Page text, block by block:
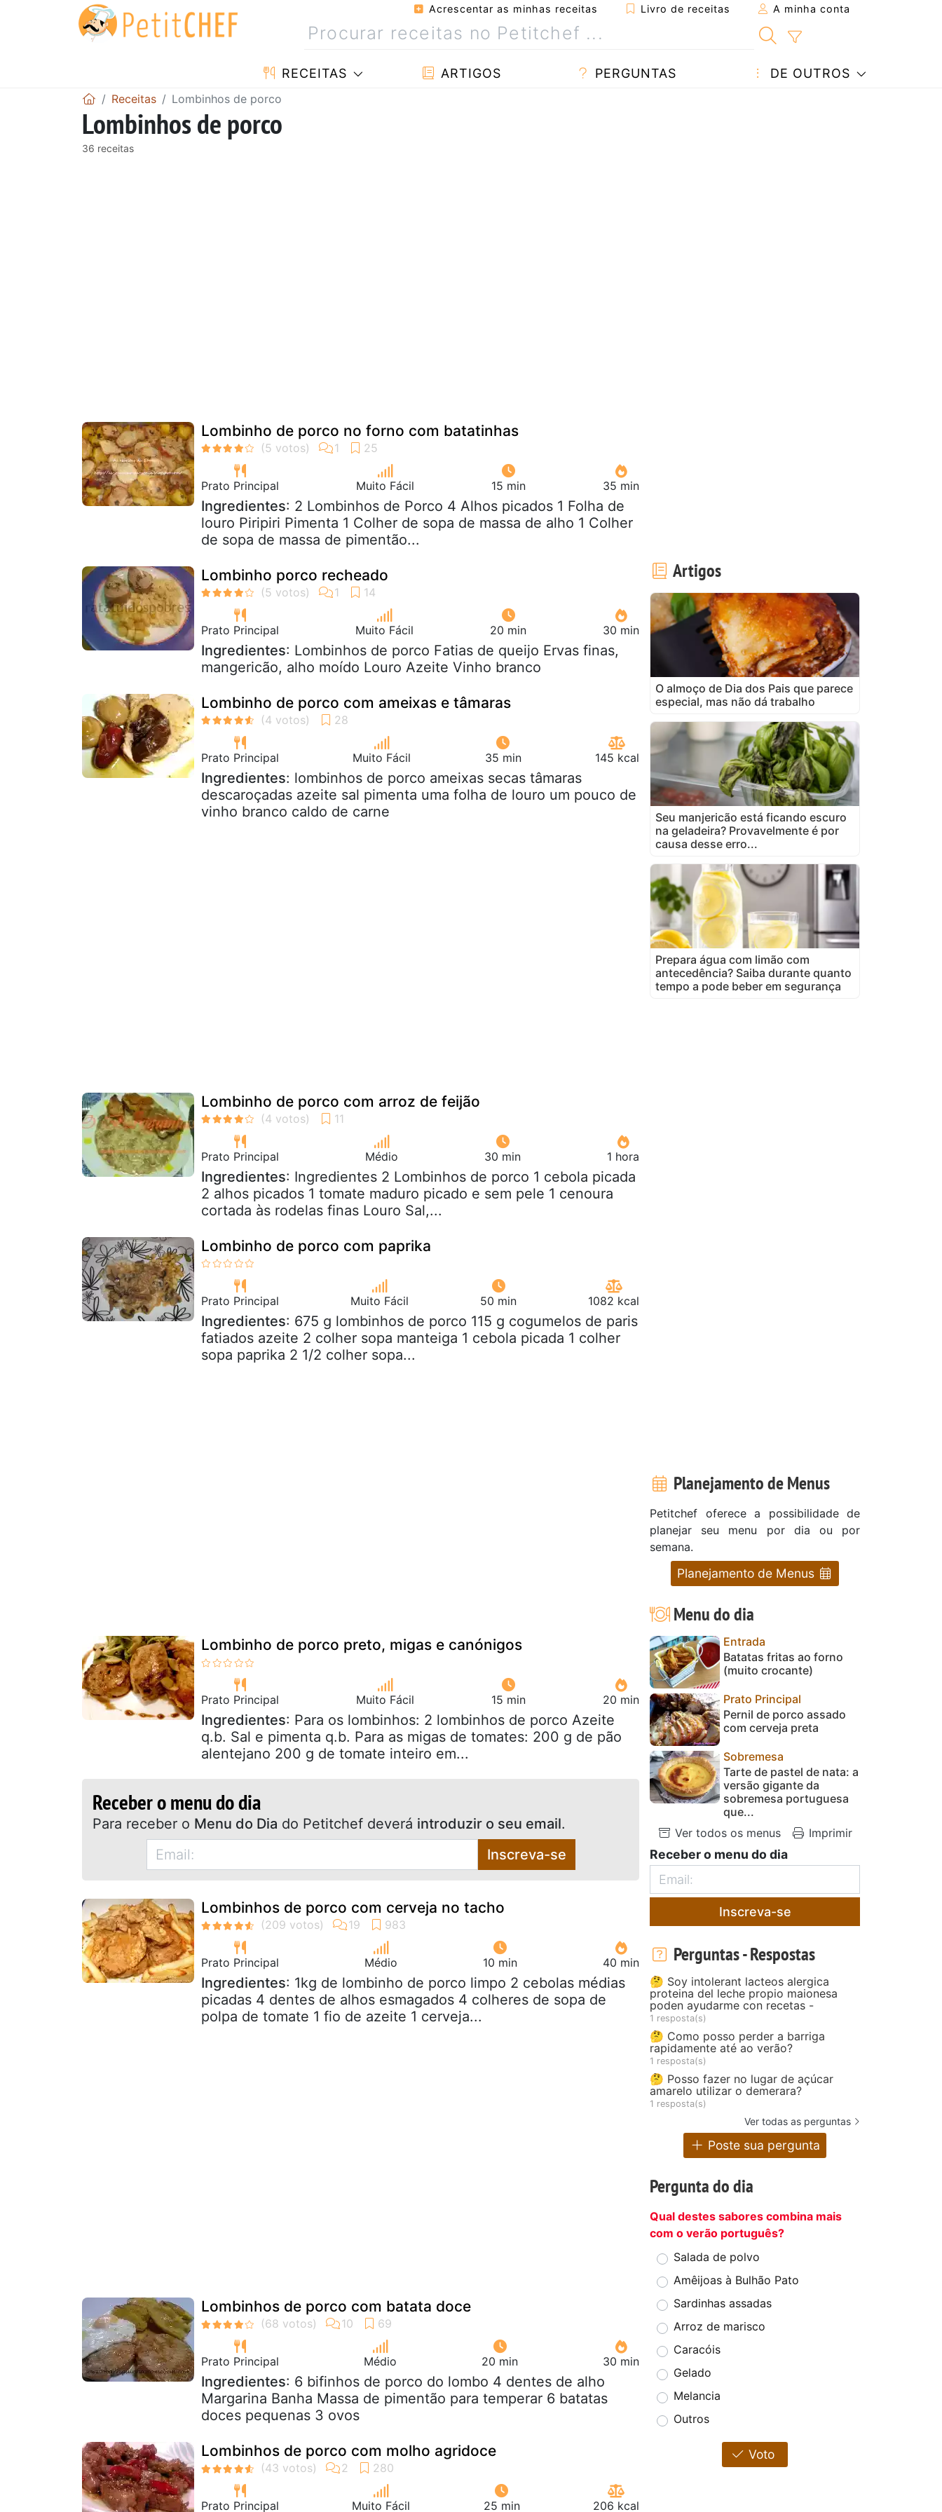
Acrescentar as minhas receitas Livro de receitas A minha conta
RECEITAS ARTIGOS PERGUNTAS DE OUTROS
Receitas Lombinhos de porco
Lombinhos de porco
36 receitas
Lombinho de porco no forno com batatinhas
Prato Principal Muito Fácil 15 min 35 min
Ingredientes: 2 Lombinhos de Porco 4 Alhos picados 1 Folha de
louro Piripiri Pimenta 1 Colher de sopa de massa de alho 1 Colher
de sopa de massa de pimentão...
Lombinho porco recheado
Prato Principal Muito Fácil 20 min 30 min
Ingredientes: Lombinhos de porco Fatias de queijo Ervas finas,
mangericão, alho moído Louro Azeite Vinho branco
Lombinho de porco com ameixas e tâmaras
Prato Principal Muito Fácil 35 min 145 kcal
Ingredientes: lombinhos de porco ameixas secas tâmaras
descaroçadas azeite sal pimenta uma folha de louro um pouco de
vinho branco caldo de carne
Lombinho de porco com arroz de feijão
Prato Principal Médio 30 min 1 hora
Ingredientes: Ingredientes 2 Lombinhos de porco 1 cebola picada
2 alhos picados 1 tomate maduro picado e sem pele 1 cenoura
cortada às rodelas finas Louro Sal,...
Lombinho de porco com paprika
Prato Principal Muito Fácil 50 min 1082 kcal
Ingredientes: 675 g lombinhos de porco 115 g cogumelos de paris
fatiados azeite 2 colher sopa manteiga 1 cebola picada 1 colher
sopa paprika 2 1/2 colher sopa...
Lombinho de porco preto, migas e canónigos
Prato Principal Muito Fácil 15 min 20 min
Ingredientes: Para os lombinhos: 2 lombinhos de porco Azeite
q.b. Sal e pimenta q.b. Para as migas de tomates: 200 g de pão
alentejano 200 g de tomate inteiro em...
Receber o menu do dia
Para receber o Menu do Dia do Petitchef deverá introduzir o seu email.
Inscreva-se
Lombinhos de porco com cerveja no tacho
Prato Principal Médio 10 min 40 min
Ingredientes: 1kg de lombinho de porco limpo 2 cebolas médias
picadas 4 dentes de alhos esmagados 4 colheres de sopa de
polpa de tomate 1 fio de azeite 1 cerveja...
Lombinhos de porco com batata doce
Prato Principal Médio 20 min 30 min
Ingredientes: 6 bifinhos de porco do lombo 4 dentes de alho
Margarina Banha Massa de pimentão para temperar 6 batatas
doces pequenas 3 ovos
Lombinhos de porco com molho agridoce
Prato Principal Muito Fácil 25 min 206 kcal
Artigos
O almoço de Dia dos Pais que parece
especial, mas não dá trabalho
Seu manjericão está ficando escuro
na geladeira? Provavelmente é por
causa desse erro...
Prepara água com limão com
antecedência? Saiba durante quanto
tempo a pode beber em segurança
Planejamento de Menus
Petitchef oferece a possibilidade de
planejar seu menu por dia ou por
semana.
Planejamento de Menus
Menu do dia
Entrada
Batatas fritas ao forno
(muito crocante)
Prato Principal
Pernil de porco assado
com cerveja preta
Sobremesa
Tarte de pastel de nata: a
versão gigante da
sobremesa portuguesa
que...
Ver todos os menus
Imprimir
Receber o menu do dia
Inscreva-se
Perguntas - Respostas
🤔 Soy intolerant lacteos alergica
proteina del leche propio maionesa
poden ayudarme con recetas -
1 resposta(s)
🤔 Como posso perder a barriga
rapidamente até ao verão?
1 resposta(s)
🤔 Posso fazer no lugar de açúcar
amarelo utilizar o demerara?
1 resposta(s)
Ver todas as perguntas
Poste sua pergunta
Pergunta do dia
Qual destes sabores combina mais
com o verão português?
Salada de polvo
Amêijoas à Bulhão Pato
Sardinhas assadas
Arroz de marisco
Caracóis
Gelado
Melancia
Outros
Voto